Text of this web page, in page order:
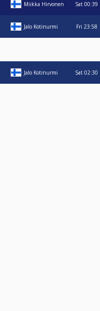
Miikka Hirvonen Sat 00:39
Jalo Kotinurmi Fri 23:58
Jalo Kotinurmi Sat 02:30